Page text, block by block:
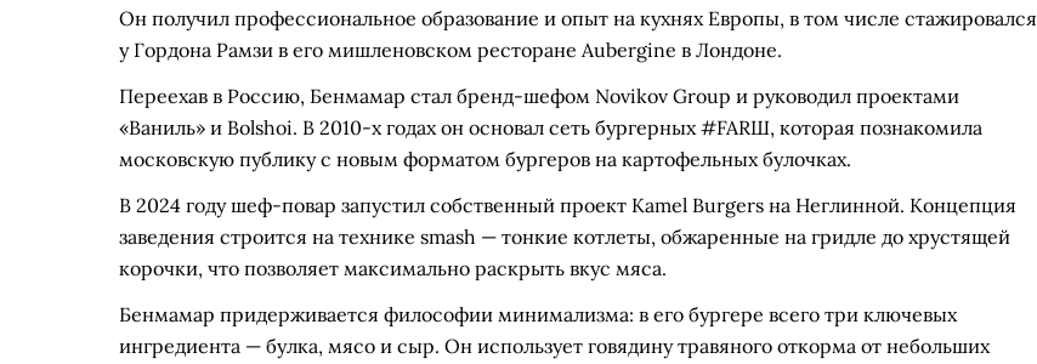
Он получил профессиональное образование и опыт на кухнях Европы, в том числе стажировался
у Гордона Рамзи в его мишленовском ресторане Aubergine в Лондоне.
Переехав в Россию, Бенмамар стал бренд-шефом Novikov Group и руководил проектами
«Ваниль» и Bolshoi. В 2010-х годах он основал сеть бургерных #FARШ, которая познакомила
московскую публику с новым форматом бургеров на картофельных булочках.
В 2024 году шеф-повар запустил собственный проект Kamel Burgers на Неглинной. Концепция
заведения строится на технике smash — тонкие котлеты, обжаренные на гридле до хрустящей
корочки, что позволяет максимально раскрыть вкус мяса.
Бенмамар придерживается философии минимализма: в его бургере всего три ключевых
ингредиента — булка, мясо и сыр. Он использует говядину травяного откорма от небольших